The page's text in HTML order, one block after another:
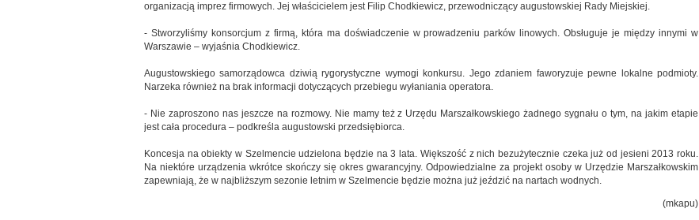
organizacją imprez firmowych. Jej właścicielem jest Filip Chodkiewicz, przewodniczący augustowskiej Rady Miejskiej.
- Stworzyliśmy konsorcjum z firmą, która ma doświadczenie w prowadzeniu parków linowych. Obsługuje je między innymi w
Warszawie – wyjaśnia Chodkiewicz.
Augustowskiego samorządowca dziwią rygorystyczne wymogi konkursu. Jego zdaniem faworyzuje pewne lokalne podmioty.
Narzeka również na brak informacji dotyczących przebiegu wyłaniania operatora.
- Nie zaproszono nas jeszcze na rozmowy. Nie mamy też z Urzędu Marszałkowskiego żadnego sygnału o tym, na jakim etapie
jest cała procedura – podkreśla augustowski przedsiębiorca.
Koncesja na obiekty w Szelmencie udzielona będzie na 3 lata. Większość z nich bezużytecznie czeka już od jesieni 2013 roku.
Na niektóre urządzenia wkrótce skończy się okres gwarancyjny. Odpowiedzialne za projekt osoby w Urzędzie Marszałkowskim
zapewniają, że w najbliższym sezonie letnim w Szelmencie będzie można już jeździć na nartach wodnych.
(mkapu)